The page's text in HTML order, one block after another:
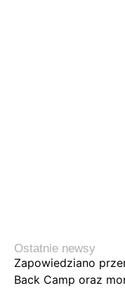
Ostatnie newsy
Zapowiedziano
Back Camp oraz